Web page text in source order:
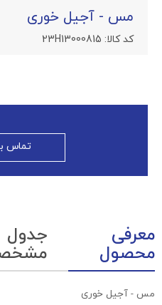
مس - آجیل خوری
کد کالا: 23H13000815
تماس
معرفی
محصول
جدول
مس - آجیل خوری